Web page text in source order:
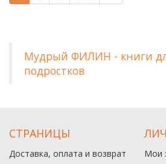
Мудрый ФИЛИН - книги
подростков
СТРАНИЦЫ
Доставка, оплата и возврат
Мои